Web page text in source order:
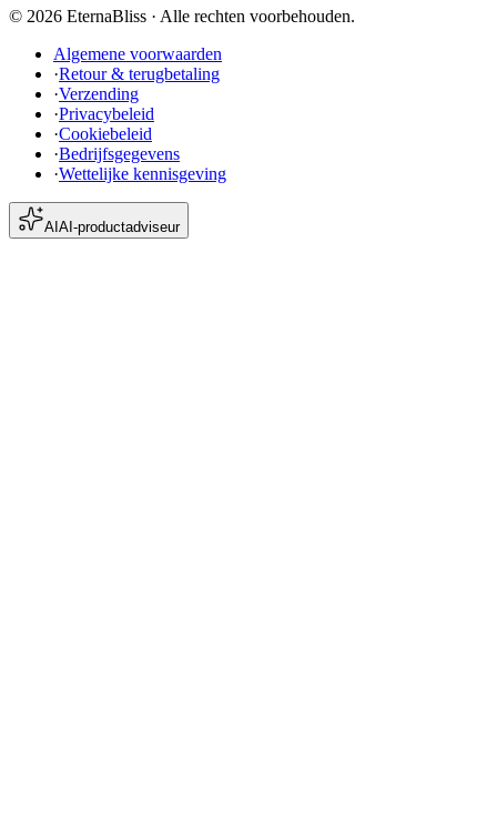
© 2026 EternaBliss · Alle rechten voorbehouden.
Algemene voorwaarden
·Retour & terugbetaling
·Verzending
·Privacybeleid
·Cookiebeleid
·Bedrijfsgegevens
·Wettelijke kennisgeving
AI AI-productadviseur